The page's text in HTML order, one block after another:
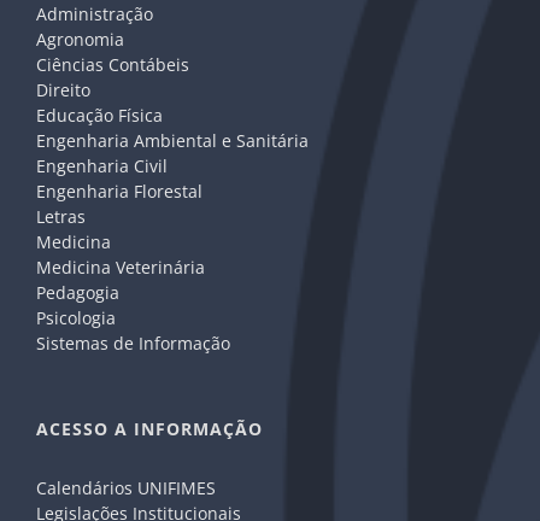
Administração
Agronomia
Ciências Contábeis
Direito
Educação Física
Engenharia Ambiental e Sanitária
Engenharia Civil
Engenharia Florestal
Letras
Medicina
Medicina Veterinária
Pedagogia
Psicologia
Sistemas de Informação
ACESSO A INFORMAÇÃO
Calendários UNIFIMES
Legislações Institucionais